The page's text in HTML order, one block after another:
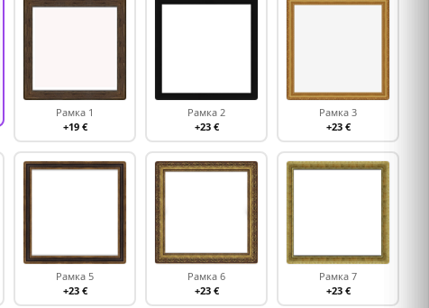
Рамка 1
+19 €
Рамка 2
+23 €
Рамка 3
+23 €
Рамка 5
+23 €
Рамка 6
+23 €
Рамка 7
+23 €